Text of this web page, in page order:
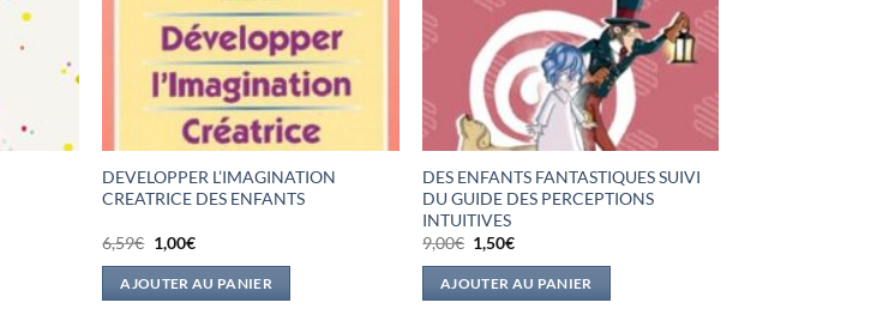
DEVELOPPER L’IMAGINATION
CREATRICE DES ENFANTS
6,59€ Le
prix
initial
était :
1,00€Le
actuel
est :
AJOUTER AU PANIER
DES ENFANTS FANTASTIQUES SUIVI
DU GUIDE DES PERCEPTIONS
INTUITIVES
9,00€ Le
prix
initial
était :
1,50€Le
actuel
est :
AJOUTER AU PANIER